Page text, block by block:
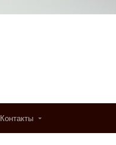
Контакты